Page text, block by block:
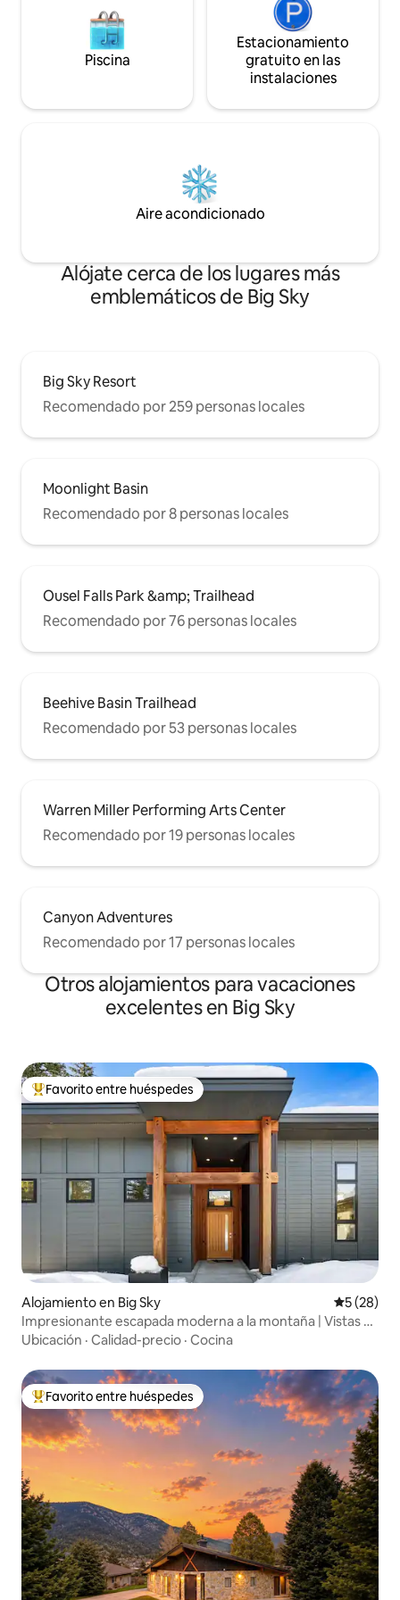
Piscina
Estacionamiento
gratuito en las
instalaciones
Aire acondicionado
Alójate cerca de los lugares más
emblemáticos de Big Sky
Big Sky Resort
Recomendado por 259 personas locales
Moonlight Basin
Recomendado por 8 personas locales
Ousel Falls Park &amp; Trailhead
Recomendado por 76 personas locales
Beehive Basin Trailhead
Recomendado por 53 personas locales
Warren Miller Performing Arts Center
Recomendado por 19 personas locales
Canyon Adventures
Recomendado por 17 personas locales
Otros alojamientos para vacaciones
excelentes en Big Sky
Favorito entre huéspedes preferido
Favorito entre huéspedes
Alojamiento en Big Sky
5 (28)
Impresionante escapada moderna a la montaña | Vistas y
jacuzzi
Ubicación · Calidad-precio · Cocina
Favorito entre huéspedes preferido
Favorito entre huéspedes